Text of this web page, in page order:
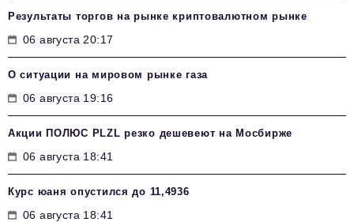
Результаты торгов на рынке криптовалютном рынке
06 августа 20:17
О ситуации на мировом рынке газа
06 августа 19:16
Акции ПОЛЮС PLZL резко дешевеют на Мосбирже
06 августа 18:41
Курс юаня опустился до 11,4936
06 августа 18:41